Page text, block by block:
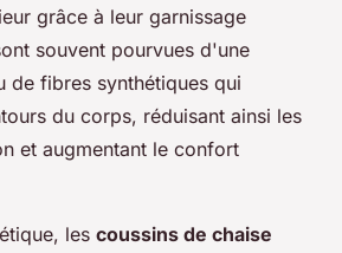
grâce à leur garnissage
souvent pourvues d'une
de fibres synthétiques qui
du corps, réduisant ainsi les
et augmentant le confort
les coussins de chaise